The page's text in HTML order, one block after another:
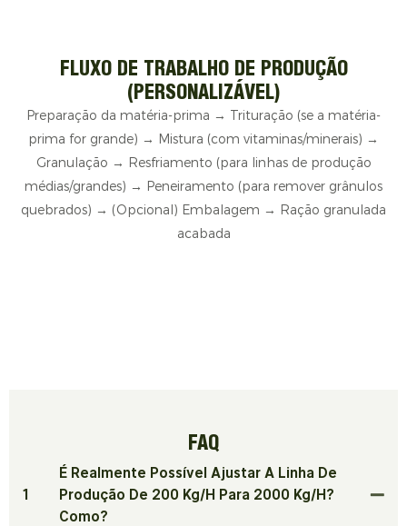
FLUXO DE TRABALHO DE PRODUÇÃO
(PERSONALIZÁVEL)
Preparação da matéria-prima → Trituração (se a matéria-
prima for grande) → Mistura (com vitaminas/minerais) →
Granulação → Resfriamento (para linhas de produção
médias/grandes) → Peneiramento (para remover grânulos
quebrados) → (Opcional) Embalagem → Ração granulada
acabada
FAQ
1
É Realmente Possível Ajustar A Linha De
Produção De 200 Kg/h Para 2000 Kg/h?
Como?